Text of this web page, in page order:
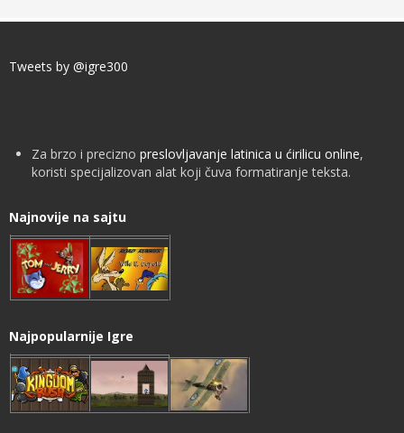
Tweets by @igre300
Za brzo i precizno preslovljavanje latinica u ćirilicu online,
koristi specijalizovan alat koji čuva formatiranje teksta.
Najnovije na sajtu
Najpopularnije Igre